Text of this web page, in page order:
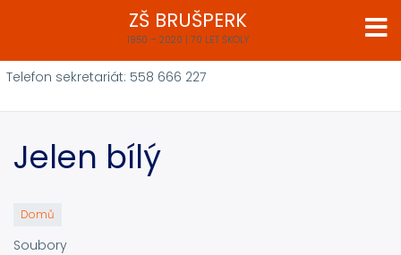
obsahu
ZŠ BRUŠPERK
1950 – 2020 | 70 LET ŠKOLY
Telefon sekretariát: 558 666 227
Jelen bílý
Domů
Soubory